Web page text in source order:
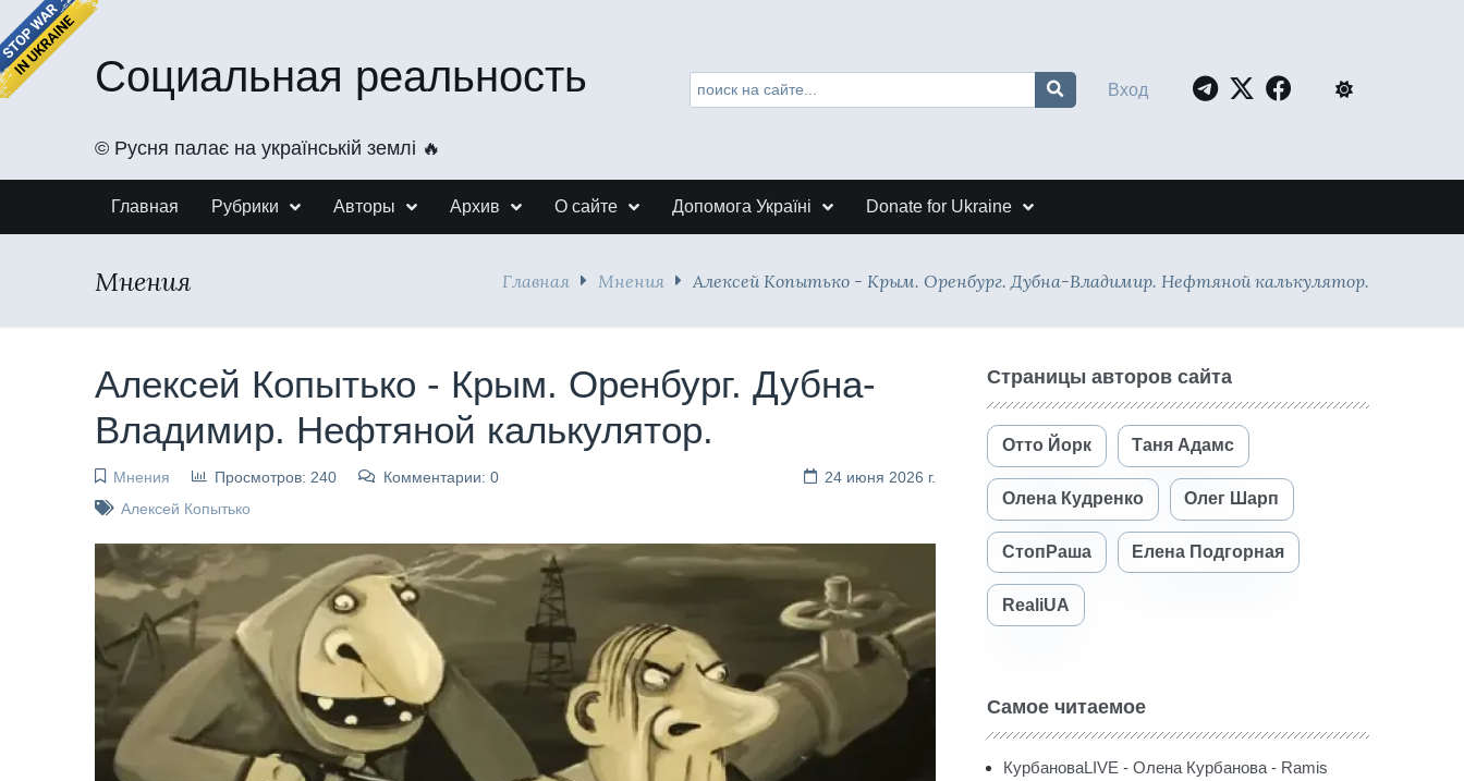
Социальная реальность
©️ Русня палає на українській землі 🔥
Вход
Главная Рубрики Авторы Архив О сайте Допомога Україні Donate for Ukraine
Мнения Главная Мнения Алексей Копытько - Крым. Оренбург. Дубна-Владимир. Нефтяной калькулятор.
Алексей Копытько - Крым. Оренбург. Дубна-
Владимир. Нефтяной калькулятор.
Мнения Просмотров: 240 Комментарии: 0
24 июня 2026 г.
Алексей Копытько
Страницы авторов сайта
Отто Йорк Таня Адамс
Олена Кудренко Олег Шарп
СтопРаша Елена Подгорная
RealiUA
Самое читаемое
КурбановаLIVE - Олена Курбанова - Ramis